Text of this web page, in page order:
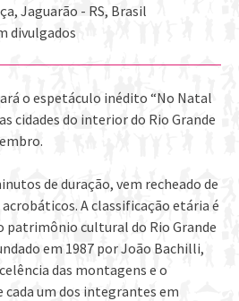
Jaguarão - RS, Brasil
divulgados
o espetáculo inédito “No Natal
cidades do interior do Rio Grande
de duração, vem recheado de
A classificação etária é
patrimônio cultural do Rio Grande
em 1987 por João Bachilli,
das montagens e o
cada um dos integrantes em